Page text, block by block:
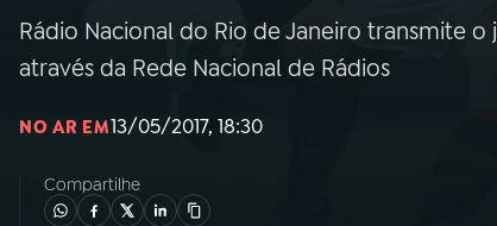
04PROGRAMAS
05 PODCASTS
06VIDEOCASTS
Rádio Nacional do Rio de Janeiro transmite
através da Rede Nacional de Rádios
NO AR EM13/05/2017, 18:30
Compartilhe